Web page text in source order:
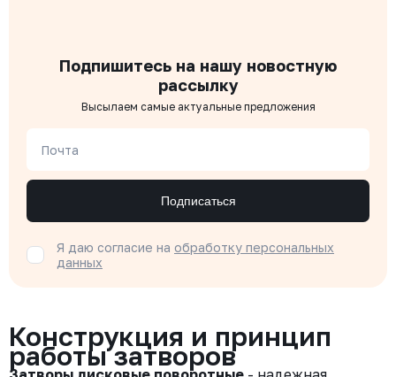
Подпишитесь на нашу новостную
рассылку
Высылаем самые актуальные предложения
Почта
Подписаться
Я даю согласие на обработку персональных
данных
Конструкция и принцип
работы затворов